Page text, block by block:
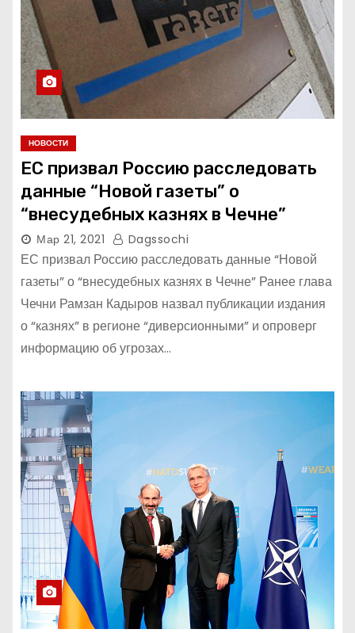
НОВОСТИ
ЕС призвал Россию расследовать
данные “Новой газеты” о
“внесудебных казнях в Чечне”
Мар 21, 2021 Dagssochi
ЕС призвал Россию расследовать данные “Новой
газеты” о “внесудебных казнях в Чечне” Ранее глава
Чечни Рамзан Кадыров назвал публикации издания
о “казнях” в регионе “диверсионными” и опроверг
информацию об угрозах…